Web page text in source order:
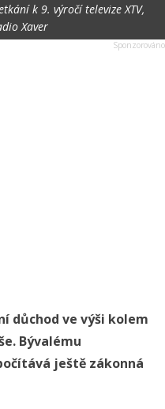
k 9. výročí televize XTV,
Xaver
důchod ve výši kolem
Bývalému
ještě zákonná